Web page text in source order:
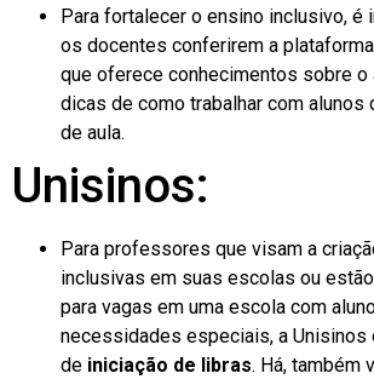
Para fortalecer o ensino inclusivo, é
os docentes conferirem a plataforma
que oferece conhecimentos sobre o
dicas de como trabalhar com
de aula.
Unisinos:
Para professores que visam a
inclusivas em suas escolas ou
para vagas em uma escola com
necessidades especiais, a Unisinos
de iniciação de libras. Há, também